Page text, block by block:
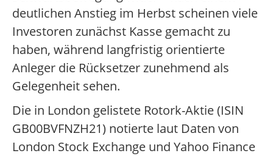
deutlichen Anstieg im Herbst scheinen viele
Investoren zunächst Kasse gemacht zu
haben, während langfristig orientierte
Anleger die Rücksetzer zunehmend als
Gelegenheit sehen.
Die in London gelistete Rotork-Aktie (ISIN
GB00BVFNZH21) notierte laut Daten von
London Stock Exchange und Yahoo Finance